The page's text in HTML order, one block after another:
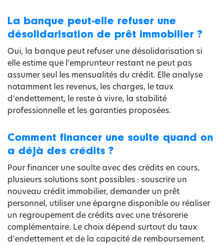
La banque peut-elle refuser une
désolidarisation de prêt immobilier ?
Oui, la banque peut refuser une désolidarisation si
elle estime que l’emprunteur restant ne peut pas
assumer seul les mensualités du crédit. Elle analyse
notamment les revenus, les charges, le taux
d’endettement, le reste à vivre, la stabilité
professionnelle et les garanties proposées.
Comment financer une soulte quand on
a déjà des crédits ?
Pour financer une soulte avec des crédits en cours,
plusieurs solutions sont possibles : souscrire un
nouveau crédit immobilier, demander un prêt
personnel, utiliser une épargne disponible ou réaliser
un regroupement de crédits avec une trésorerie
complémentaire. Le choix dépend surtout du taux
d’endettement et de la capacité de remboursement.